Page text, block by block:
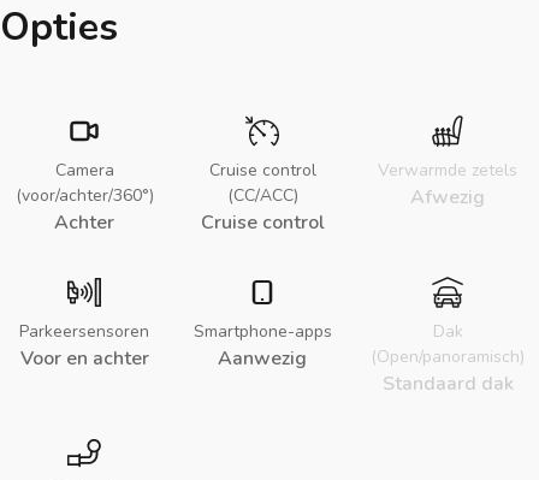
Opties
Camera
(voor/achter/360°)
Achter
Cruise control
(CC/ACC)
Cruise control
Verwarmde zetels
Afwezig
Parkeersensoren
Voor en achter
Smartphone-apps
Aanwezig
Dak
(Open/panoramisch)
Standaard dak